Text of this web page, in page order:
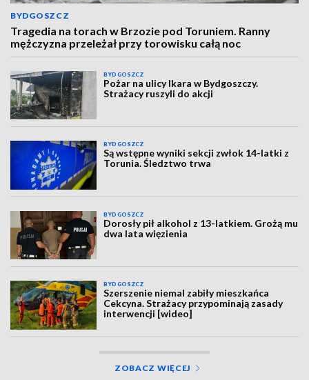
BYDGOSZCZ
Tragedia na torach w Brzozie pod Toruniem. Ranny
mężczyzna przeleżał przy torowisku całą noc
BYDGOSZCZ
Pożar na ulicy Ikara w Bydgoszczy.
Strażacy ruszyli do akcji
BYDGOSZCZ
Są wstępne wyniki sekcji zwłok 14-latki z
Torunia. Śledztwo trwa
BYDGOSZCZ
Dorosły pił alkohol z 13-latkiem. Grożą mu
dwa lata więzienia
BYDGOSZCZ
Szerszenie niemal zabiły mieszkańca
Cekcyna. Strażacy przypominają zasady
interwencji [wideo]
ZOBACZ WIĘCEJ